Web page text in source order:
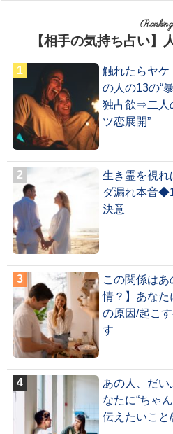
Ranking
【相手の気持ち占い】
触れたらヤケ
の人の13の“
独占欲⇒二人
ツ恋展開”
生き霊を視れ
ダ漏れ本音
決意
この関係は
情？】あなた
の原因/起こ
す
あの人、だ
なたに“ちゃ
伝えたいこと